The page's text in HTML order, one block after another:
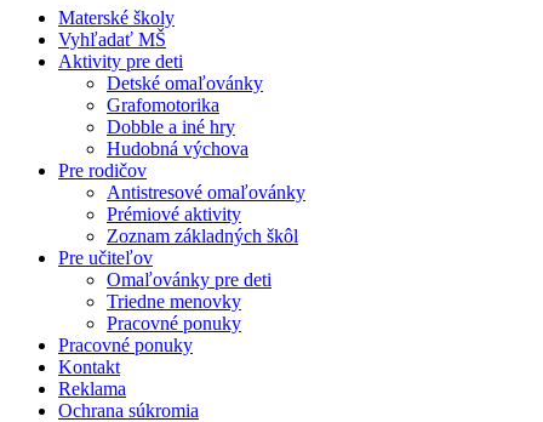
Materské školy
Vyhľadať MŠ
Aktivity pre deti
Detské omaľovánky
Grafomotorika
Dobble a iné hry
Hudobná výchova
Pre rodičov
Antistresové omaľovánky
Prémiové aktivity
Zoznam základných škôl
Pre učiteľov
Omaľovánky pre deti
Triedne menovky
Pracovné ponuky
Pracovné ponuky
Kontakt
Reklama
Ochrana súkromia